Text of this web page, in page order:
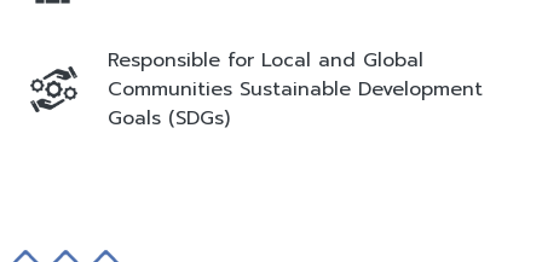
Responsible for Local and Global
Communities Sustainable Development
Goals (SDGs)